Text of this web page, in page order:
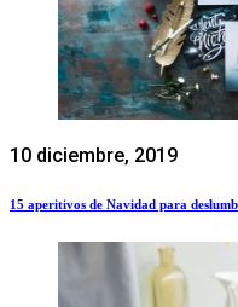
10 diciembre, 2019
15 aperitivos de Navidad para